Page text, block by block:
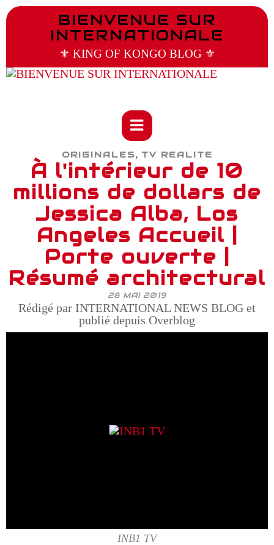
BIENVENUE SUR
INTERNATIONALE
⚜️ KING OF KONGO BLOG ⚜️
ORIGINALES, TV REALITE
À l'intérieur de 10
millions de dollars de
Jessica Alba, Los
Angeles Accueil |
Porte ouverte |
Résumé architectural
28 MAI 2019
Rédigé par INTERNATIONAL NEWS BLOG et
publié depuis Overblog
INB1 TV